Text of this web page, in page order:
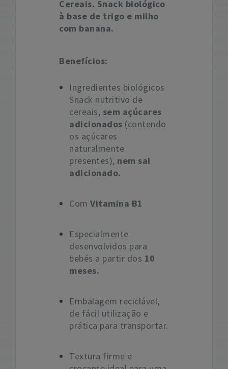
Cereais. Snack biológico
à base de trigo e milho
com banana.
Benefícios:
Ingredientes biológicos
Snack nutritivo de
cereais, sem açúcares
adicionados (contendo
os açúcares
naturalmente
presentes), nem sal
adicionado.
Com Vitamina B1
Especialmente
desenvolvidos para
bebés a partir dos 10
meses.
Embalagem reciclável,
de fácil utilização e
prática para transportar.
Textura firme e